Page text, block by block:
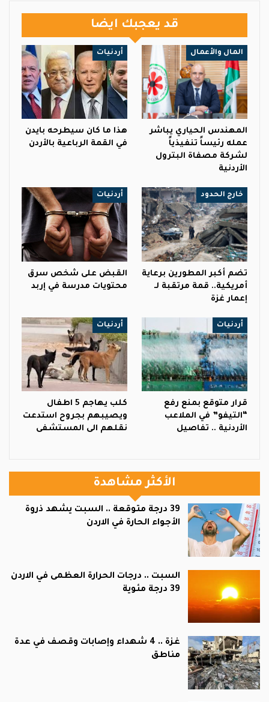
قد يعجبك ايضا
المال والأعمال
المهندس الحياري يباشر
عمله رئيساً تنفيذياً
لشركة مصفاة البترول
الأردنية
أردنيات
هذا ما كان سيطرحه بايدن
في القمة الرباعية بالأردن
خارج الحدود
تضم أكبر المطورين برعاية
أمريكية.. قمة مرتقبة لـ
إعمار غزة
أردنيات
القبض على شخص سرق
محتويات مدرسة في إربد
أردنيات
قرار متوقع بمنع رفع
“التيفو” في الملاعب
الأردنية .. تفاصيل
أردنيات
كلب يهاجم 5 اطفال
ويصيبهم بجروح استدعت
نقلهم الى المستشفى
الأكثر مشاهدة
39 درجة متوقعة .. السبت يشهد ذروة
الأجواء الحارة في الاردن
السبت .. درجات الحرارة العظمى في الاردن
39 درجة مئوية
غزة .. 4 شهداء وإصابات وقصف في عدة
مناطق